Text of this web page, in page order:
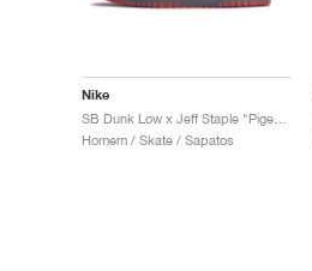
Nike
SB Dunk Low x Jeff Staple "Pigeon"
Homem / Skate / Sapatos